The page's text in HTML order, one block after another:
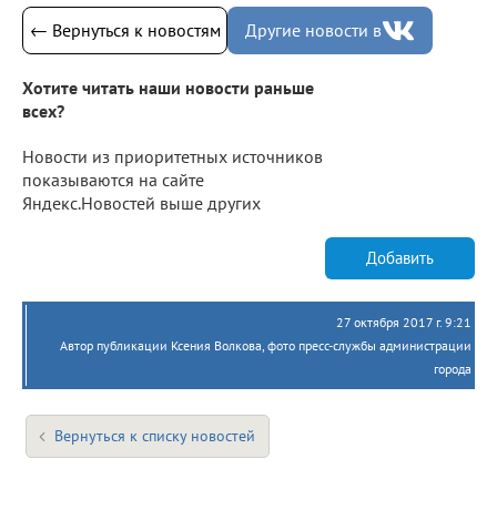
← Вернуться к новостям Другие новости в
Хотите читать наши новости раньше
всех?
Новости из приоритетных источников
показываются на сайте
Яндекс.Новостей выше других
Добавить
27 октября 2017 г. 9:21
Автор публикации Ксения Волкова, фото пресс-службы администрации
города
Вернуться к списку новостей